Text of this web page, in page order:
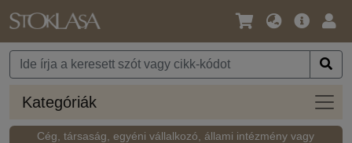
Nyelv
Pénznem
Fő
Kategóriák
Cég, társaság, egyéni vállalkozó, állami intézmény vagy